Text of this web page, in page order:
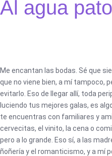
Al agua
Me encantan las bodas. Sé que
que no viene bien, a mí tampoco,
evitarlo. Eso de llegar allí, toda
luciendo tus mejores galas, es
te encuentras con familiares y
cervecitas, el vinito, la cena o
pero a lo grande. Eso sí, a las
ñoñería y el romanticismo, y a mí